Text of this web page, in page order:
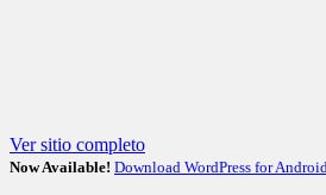
Ver sitio completo
Now Available! Download WordPress for